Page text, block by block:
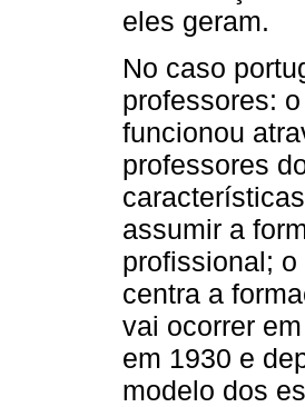
eles geram.
No caso
professores:
funcionou
professores
assumir a
profissional;
centra a
vai ocorrer
em 1930 e
modelo dos